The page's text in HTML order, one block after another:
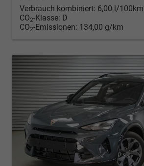
Verbrauch kombiniert: 6,00 l/100km
CO2-Klasse: D
CO2-Emissionen: 134,00 g/km